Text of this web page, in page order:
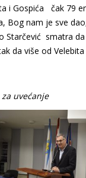
i Gospića čak 79
Bog nam je sve
Starčević smatra
da više od
uvećanje